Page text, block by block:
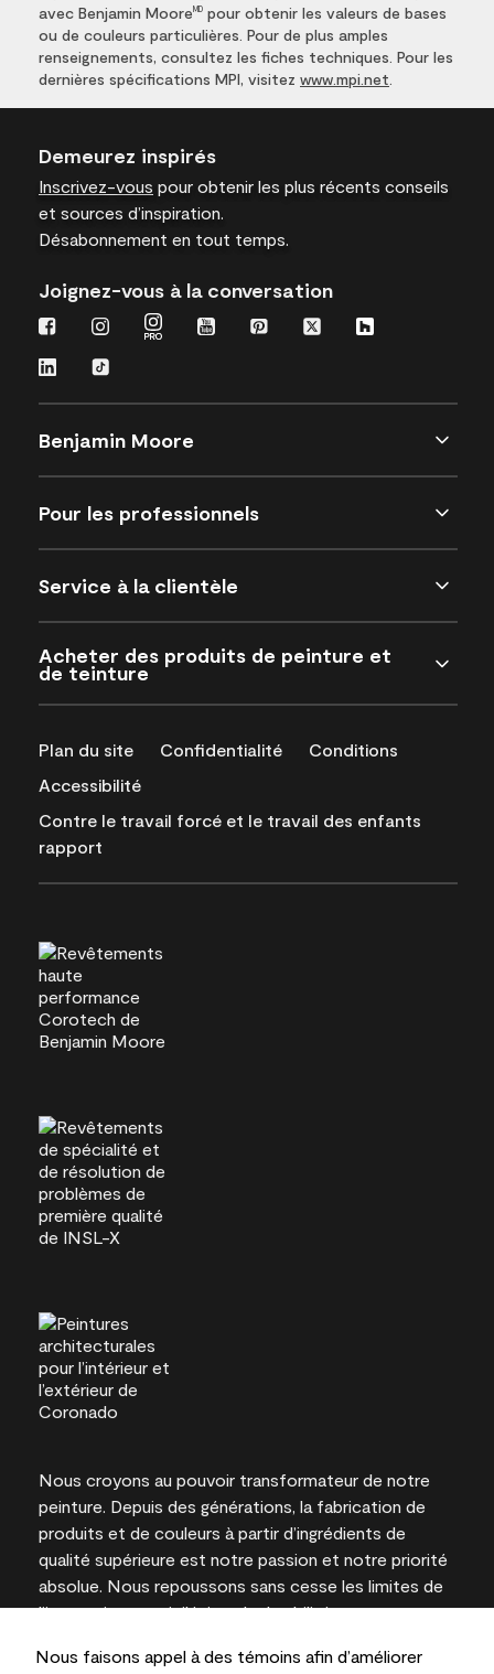
Nous faisons appel à des témoins afin d’améliorer
avec Benjamin Moore MD pour obtenir les valeurs de bases
ou de couleurs particulières. Pour de plus amples
renseignements, consultez les fiches techniques. Pour les
dernières spécifications MPI, visitez www.mpi.net
Demeurez inspirés
Inscrivez-vous pour obtenir les plus récents conseils
et sources d’inspiration.
Désabonnement en tout temps.
Joignez-vous à la conversation
Benjamin Moore
Pour les professionnels
Service à la clientèle
Acheter des produits de peinture et
de teinture
Plan du site Confidentialité
Conditions
Accessibilité
Contre le travail forcé et le travail des enfants
rapport
Nous croyons au pouvoir transformateur de notre
peinture. Depuis des générations, la fabrication de
produits et de couleurs à partir d’ingrédients de
qualité supérieure est notre passion et notre priorité
absolue. Nous repoussons sans cesse les limites de
l’innovation et privilégions la durabilité pour
l’expertise locale.